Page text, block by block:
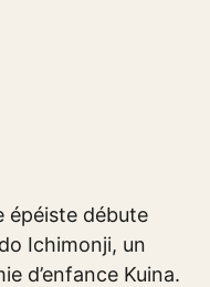
épéiste débute
Ichimonji, un
d’enfance Kuina.